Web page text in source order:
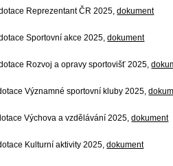
Reprezentant ČR 2025,dokument
Sportovní akce 2025,dokument
Rozvoj a opravy sportovišť 2025,
Významné sportovní kluby 2025,
Výchova a vzdělávání 2025,dokument
Kulturní aktivity 2025,dokument